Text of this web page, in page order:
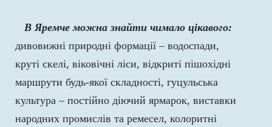
В Яремче можна знайти чимало цікавого:
дивовижні природні формації – водоспади,
круті скелі, віковічні ліси, відкриті пішохідні
маршрути будь-якої складності, гуцульська
культура – постійно діючий ярмарок, виставки
народних промислів та ремесел, колоритні